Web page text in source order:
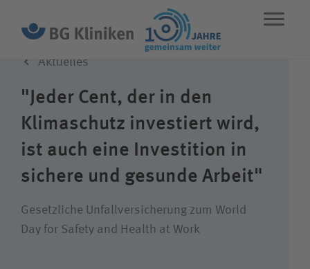
Leistungen
Über uns
Aktuelles
"Jeder Cent, der in den
Klimaschutz investiert wird,
ist auch eine Investition in
sichere und gesunde Arbeit"
Gesetzliche Unfallversicherung zum World
Day for Safety and Health at Work